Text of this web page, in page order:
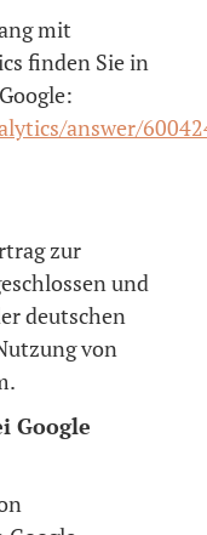
mit
finden Sie in
answer/
zur
und
deutschen
von
Google